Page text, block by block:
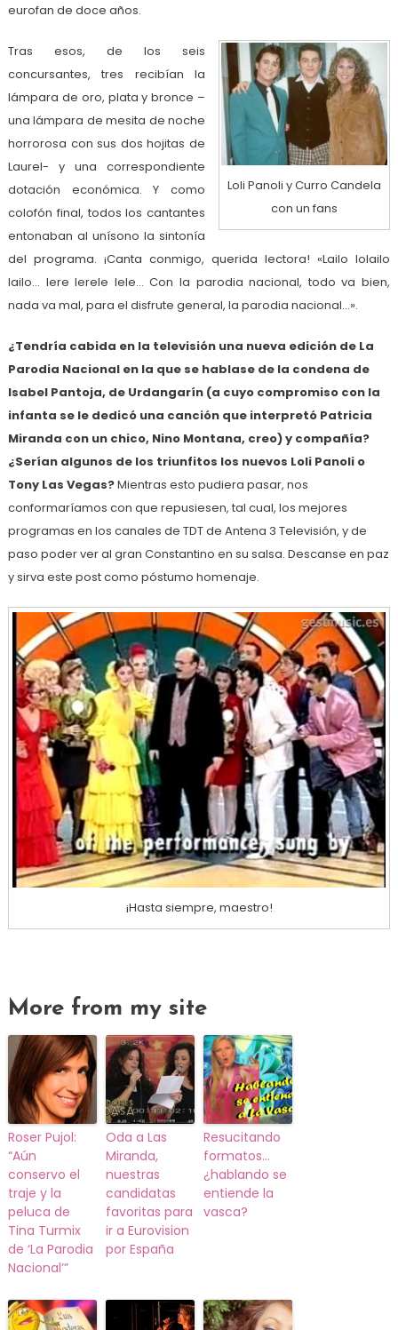
eurofan de doce años.
Loli Panoli y Curro Candela
con un fans
Tras esos, de los seis
concursantes, tres recibían la
lámpara de oro, plata y bronce –
una lámpara de mesita de noche
horrorosa con sus dos hojitas de
Laurel- y una correspondiente
dotación económica. Y como
colofón final, todos los cantantes
entonaban al unísono la sintonía
del programa. ¡Canta conmigo, querida lectora! «Lailo lolailo
lailo… lere lerele lele… Con la parodia nacional, todo va bien,
nada va mal, para el disfrute general, la parodia nacional…».
¿Tendría cabida en la televisión una nueva edición de La
Parodia Nacional en la que se hablase de la condena de
Isabel Pantoja, de Urdangarín (a cuyo compromiso con la
infanta se le dedicó una canción que interpretó Patricia
Miranda con un chico, Nino Montana, creo) y compañía?
¿Serían algunos de los triunfitos los nuevos Loli Panoli o
Tony Las Vegas?Mientras esto pudiera pasar, nos
conformaríamos con que repusiesen, tal cual, los mejores
programas en los canales de TDT de Antena 3 Televisión, y de
paso poder ver al gran Constantino en su salsa. Descanse en paz
y sirva este post como póstumo homenaje.
¡Hasta siempre, maestro!
More from my site
Roser Pujol:
“Aún
conservo el
traje y la
peluca de
Tina Turmix
de ‘La Parodia
Nacional’”
Oda a Las
Miranda,
nuestras
candidatas
favoritas para
ir a Eurovision
por España
Resucitando
formatos…
¿hablando se
entiende la
vasca?